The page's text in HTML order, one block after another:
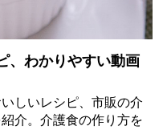
、わかりやすい動画
しいレシピ、市販の介
介。介護食の作り方を